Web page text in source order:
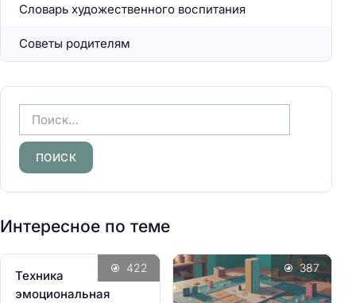
Словарь художественного воспитания
Советы родителям
а
й
т
и
Интересное по теме
Техника
эмоциональная
422 387